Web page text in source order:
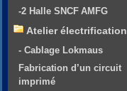
-2 Halle SNCF AMFG
Atelier électrification
- Cablage Lokmaus
Fabrication d’un circuit
imprimé